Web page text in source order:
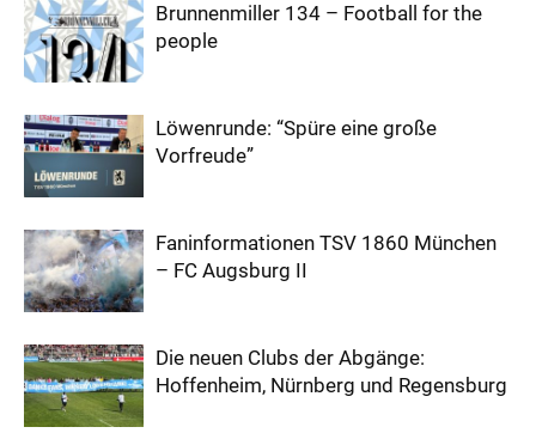
Brunnenmiller 134 – Football for the
people
Löwenrunde: “Spüre eine große
Vorfreude”
Faninformationen TSV 1860 München
– FC Augsburg II
Die neuen Clubs der Abgänge:
Hoffenheim, Nürnberg und Regensburg